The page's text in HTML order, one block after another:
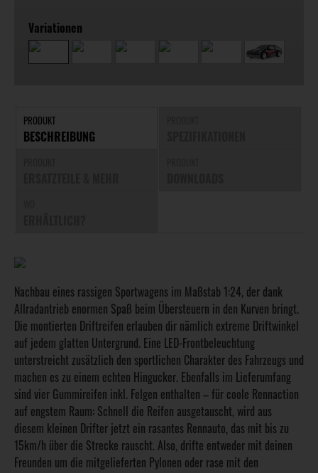
Variationen
PRODUKT
BESCHREIBUNG
Nachbau eines rassigen Sportwagens im Maßstab 1:24, der dank
Allradantrieb enormen Spaß beim Übersteuern in den Kurven bringt.
Die montierten Driftreifen erlauben dir nämlich extreme Driftwinkel
auf jedem glatten Untergrund. Eine LED-Frontbeleuchtung
unterstreicht zusätzlich den sportlichen Charakter des Fahrzeugs und
machen es zu einem echten Hingucker. Ebenfalls im Lieferumfang
sind vier Gummireifen inkl. Felgen enthalten – für coole Rennaction
auf engstem Raum: Schnell die Reifen ausgetauscht, wird aus
diesem kleinen Drifter jetzt ein rasantes Rennauto, das mit bis zu
15km/h über die Strecke rauscht. Also, drifte entweder mit deinen
Freunden um die mitgelieferten Pylonen oder rase mit den